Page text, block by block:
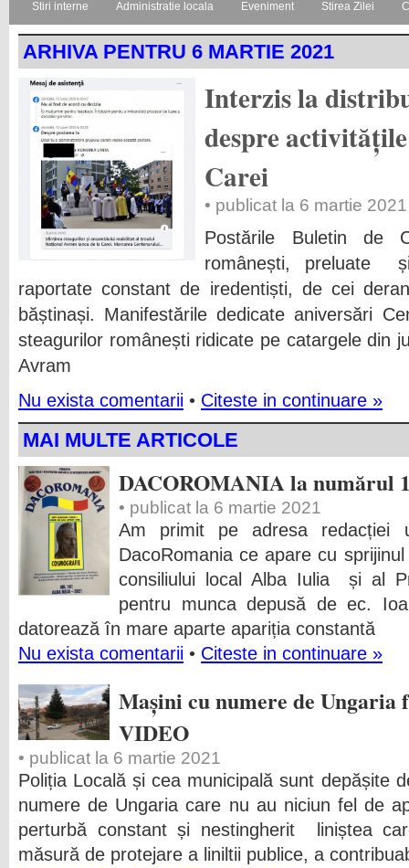
Stiri interne Administratie locala Eveniment Stirea Zilei
ARHIVA PENTRU 6 MARTIE 2021
Interzis la
despre
Carei
• publicat la 6 martie 2021
Postările Buletin de
românești, preluate
raportate constant de iredentiști, de cei
băștinași. Manifestările dedicate aniversări
steagurilor românești ridicate pe catargele din
Avram
Nu exista comentarii • Citeste in continuare »
MAI MULTE ARTICOLE
DACOROMANIA la numărul
• publicat la 6 martie 2021
Am primit pe adresa redacției
DacoRomania ce apare cu
consiliului local Alba Iulia și al
pentru munca depusă de ec.
datorează în mare aparte apariția constantă
Nu exista comentarii • Citeste in continuare »
Mașini cu numere de Ungaria
VIDEO
• publicat la 6 martie 2021
Poliția Locală și cea municipală sunt depășite
numere de Ungaria care nu au niciun fel de
perturbă constant și nestingherit liniștea
măsură de protejare a liniltii publice, a